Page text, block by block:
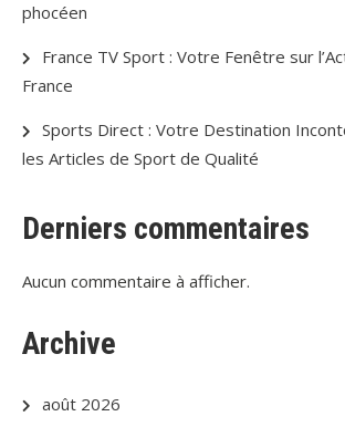
phocéen
France TV Sport : Votre Fenêtre sur
France
Sports Direct : Votre Destination
les Articles de Sport de Qualité
Derniers commentaires
Aucun commentaire à afficher.
Archive
août 2026